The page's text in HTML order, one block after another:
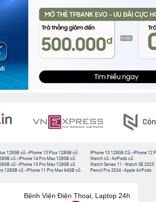
128GB cũ-iPhone 15 Plus 128GB cũ
cũ-iPhone 14 Pro Max 128GB cũ
cũ-iPhone 13 Pro Max 128GB cũ
128GB cũ -iPhone 11 Pro Max 64GB cũ
iPhone 13 128GB Cũ -iPhone 12
Watch cũ -AirPods cũ
Watch Series 11 -Watch SE 2025
Pencil Pro 2024 -Apple AirPods
Bệnh Viện Điện Thoại, Laptop 24h